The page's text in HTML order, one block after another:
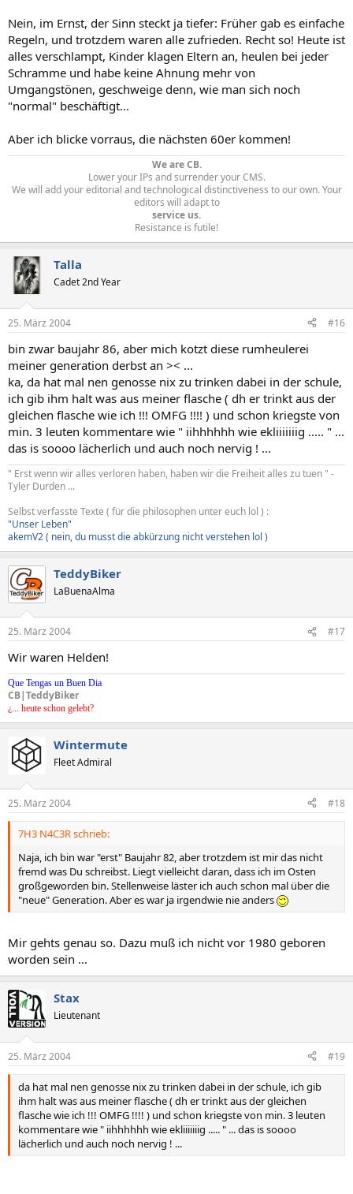
Nein, im Ernst, der Sinn steckt ja tiefer: Früher gab es einfache
Regeln, und trotzdem waren alle zufrieden. Recht so! Heute ist
alles verschlampt, Kinder klagen Eltern an, heulen bei jeder
Schramme und habe keine Ahnung mehr von
Umgangstönen, geschweige denn, wie man sich noch
"normal" beschäftigt...
Aber ich blicke vorraus, die nächsten 60er kommen!
We are CB.
Lower your IPs and surrender your CMS.
We will add your editorial and technological distinctiveness to our own. Your
editors will adapt to
service us.
Resistance is futile!​
Talla
Cadet 2nd Year
25. März 2004 #16
bin zwar baujahr 86, aber mich kotzt diese rumheulerei
meiner generation derbst an >< ...
ka, da hat mal nen genosse nix zu trinken dabei in der schule,
ich gib ihm halt was aus meiner flasche ( dh er trinkt aus der
gleichen flasche wie ich !!! OMFG !!!! ) und schon kriegste von
min. 3 leuten kommentare wie " iihhhhhh wie ekliiiiiiig ..... " ...
das is soooo lächerlich und auch noch nervig ! ...
" Erst wenn wir alles verloren haben, haben wir die Freiheit alles zu tuen " -
Tyler Durden ...
Selbst verfasste Texte ( für die philosophen unter euch lol ) :
"Unser Leben"
akemV2 ( nein, du musst die abkürzung nicht verstehen lol )
TeddyBiker
LaBuenaAlma
25. März 2004 #17
Wir waren Helden!
Que Tengas un Buen Dia
CB|TeddyBiker
¿... heute schon gelebt?
Wintermute
Fleet Admiral
25. März 2004 #18
7H3 N4C3R schrieb:
Naja, ich bin war "erst" Baujahr 82, aber trotzdem ist mir das nicht
fremd was Du schreibst. Liegt vielleicht daran, dass ich im Osten
großgeworden bin. Stellenweise läster ich auch schon mal über die
"neue" Generation. Aber es war ja irgendwie nie anders
Mir gehts genau so. Dazu muß ich nicht vor 1980 geboren
worden sein ...
Stax
Lieutenant
25. März 2004 #19
da hat mal nen genosse nix zu trinken dabei in der schule, ich gib
ihm halt was aus meiner flasche ( dh er trinkt aus der gleichen
flasche wie ich !!! OMFG !!!! ) und schon kriegste von min. 3 leuten
kommentare wie " iihhhhhh wie ekliiiiiiig ..... " ... das is soooo
lächerlich und auch noch nervig ! ...